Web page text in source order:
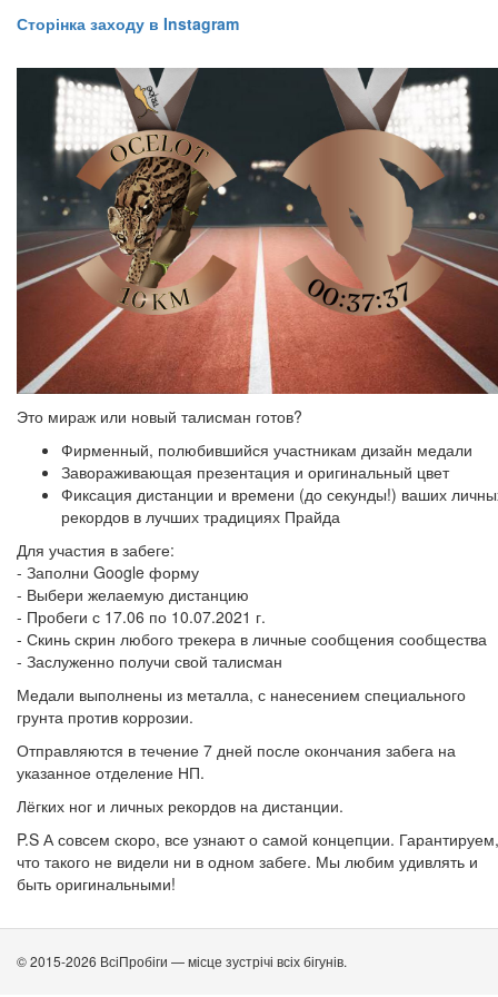
Сторінка заходу в Instagram
Это мираж или новый талисман готов?
Фирменный, полюбившийся участникам дизайн медали
Завораживающая презентация и оригинальный цвет
Фиксация дистанции и времени (до секунды!) ваших
рекордов в лучших традициях Прайда
Для участия в забеге:
- Заполни Google форму
- Выбери желаемую дистанцию
- Пробеги с 17.06 по 10.07.2021 г.
- Скинь скрин любого трекера в личные сообщения сообщества
- Заслуженно получи свой талисман
Медали выполнены из металла, с нанесением специального
грунта против коррозии.
Отправляются в течение 7 дней после окончания забега на
указанное отделение НП.
Лёгких ног и личных рекордов на дистанции.
P.S А совсем скоро, все узнают о самой концепции. Гарантируем,
что такого не видели ни в одном забеге. Мы любим удивлять и
быть оригинальными!
© 2015-2026 ВсіПробіги — місце зустрічі всіх бігунів.